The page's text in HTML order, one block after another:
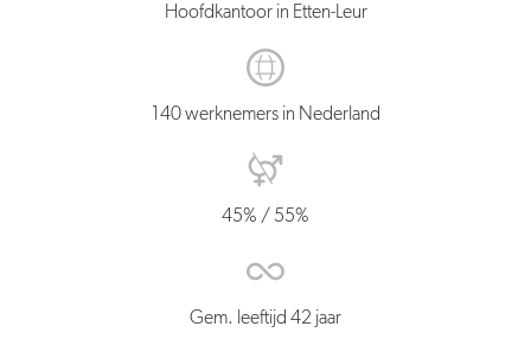
Hoofdkantoor in Etten-Leur
140 werknemers in Nederland
45% / 55%
Gem. leeftijd 42 jaar